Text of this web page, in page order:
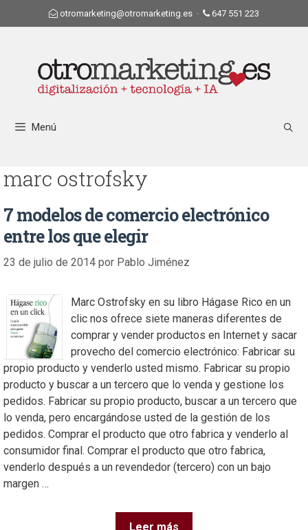
otromarketing@otromarketing.es · 647 551 223
Menú
marc ostrofsky
7 modelos de comercio electrónico
entre los que elegir
23 de julio de 2014 por Pablo Jiménez
Marc Ostrofsky en su libro Hágase Rico en un
clic nos ofrece siete maneras diferentes de
comprar y vender productos en Internet y sacar
provecho del comercio electrónico: Fabricar su
propio producto y venderlo usted mismo. Fabricar su propio
producto y buscar a un tercero que lo venda y gestione los
pedidos. Fabricar su propio producto, buscar a un tercero que
lo venda, pero encargándose usted de la gestión de los
pedidos. Comprar el producto que otro fabrica y venderlo al
consumidor final. Comprar el producto que otro fabrica,
venderlo después a un revendedor (tercero) con un bajo
margen …
Leer más